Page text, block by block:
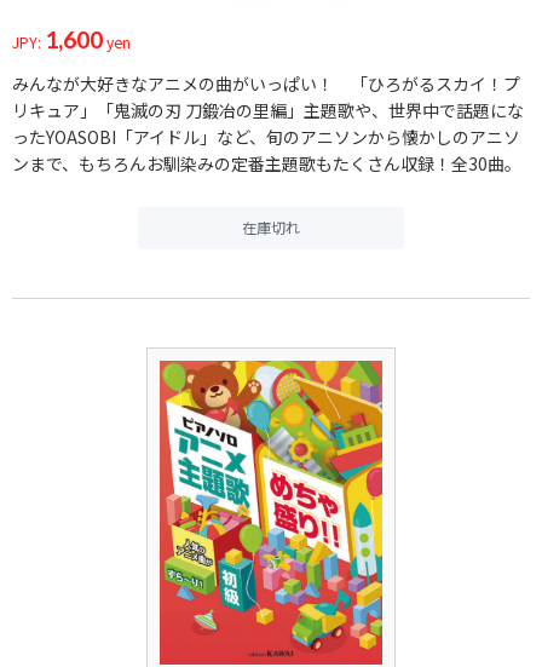
JPY: 1,600yen
みんなが大好きなアニメの曲がいっぱい！ 「ひろがるスカイ！プ
リキュア」「鬼滅の刃 刀鍛冶の里編」主題歌や、世界中で話題にな
ったYOASOBI「アイドル」など、旬のアニソンから懐かしのアニソ
ンまで、もちろんお馴染みの定番主題歌もたくさん収録！全30曲。
在庫切れ